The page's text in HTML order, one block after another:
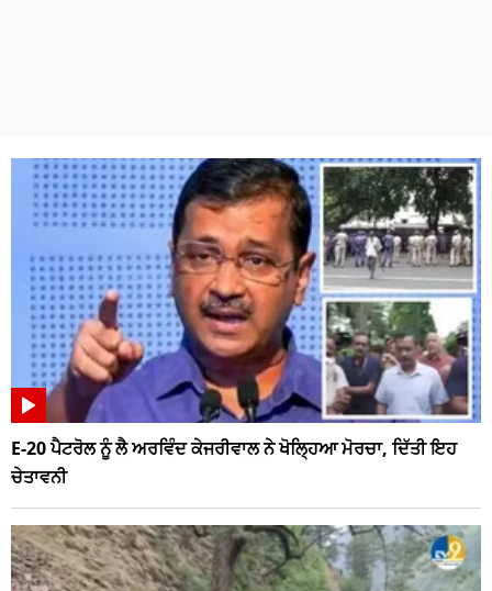
E-20 ਪੈਟਰੋਲ ਨੂੰ ਲੈ ਅਰਵਿੰਦ ਕੇਜਰੀਵਾਲ ਨੇ ਖੋਲ੍ਹਿਆ ਮੋਰਚਾ, ਦਿੱਤੀ ਇਹ
ਚੇਤਾਵਨੀ